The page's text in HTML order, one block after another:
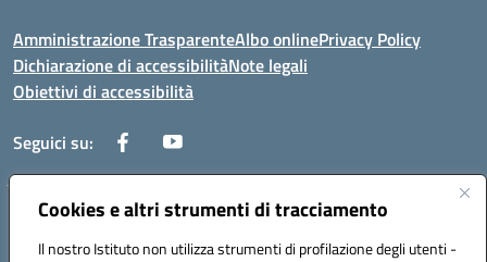
Cookies e altri strumenti di tracciamento
Il nostro Istituto non utilizza strumenti di profilazione degli utenti -
Amministrazione TrasparenteAlbo onlinePrivacy Policy
Dichiarazione di accessibilitàNote legali
Obiettivi di accessibilità
Seguici su:
Corso Roma, 1 71100 FOGGIA (FG)
Codice meccanografico: FGPM03000E